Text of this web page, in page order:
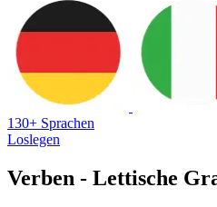
130+ Sprachen
Loslegen
Verben - Lettische